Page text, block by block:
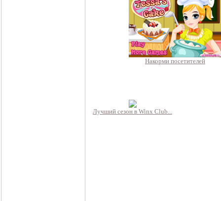
Накорми посетителей
Лучший сезон в Winx Club...